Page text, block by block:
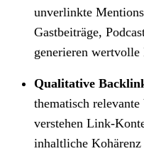
unverlinkte
Gastbeiträge,
generieren wertvolle
Qualitative
thematisch
verstehen Link-
inhaltliche